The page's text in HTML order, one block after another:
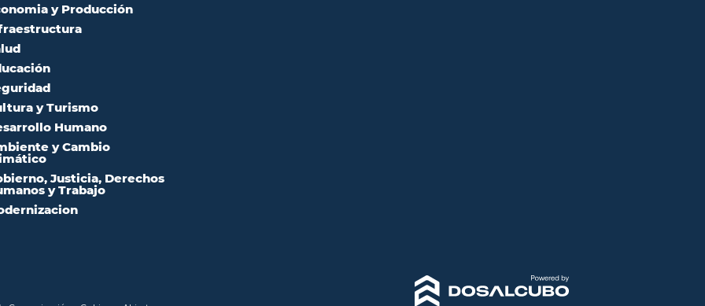
y Producción
y Turismo
Humano
y Cambio
Justicia, Derechos
y Trabajo